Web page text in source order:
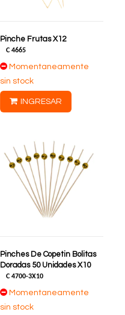
Pinche Frutas X12
C 4665
Momentaneamente
sin stock
INGRESAR
Pinches De Copetin Bolitas
Doradas 50 Unidades X10
C 4700-3X10
Momentaneamente
sin stock